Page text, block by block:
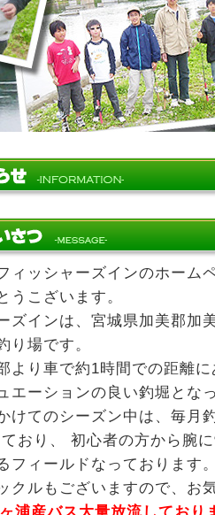
ィッシャーズインのホーム
うこざいます。
ズインは、宮城県加美郡加
り場です。
より車で約1時間での距離
エーションの良い釣堀とな
けてのシーズン中は、毎月
おり、 初心者の方から腕
フィールドなっております
クルもございますので、お
浦産バス大量放流しており